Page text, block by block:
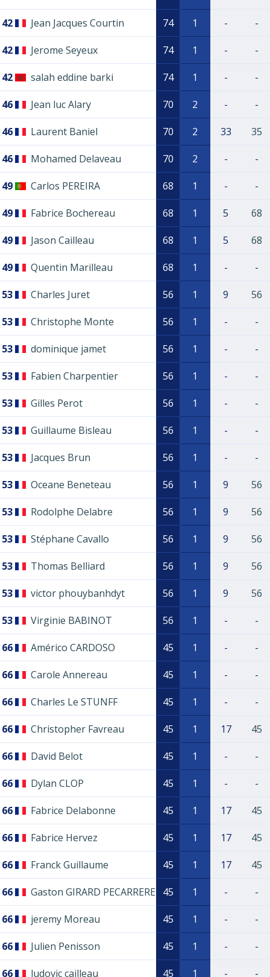
42 Jean Jacques Courtin 74 1 - -
42 Jerome Seyeux 74 1 - -
42 salah eddine barki 74 1 - -
46 Jean luc Alary 70 2 - -
46 Laurent Baniel 70 2 33 35
46 Mohamed Delaveau 70 2 - -
49 Carlos PEREIRA 68 1 - -
49 Fabrice Bochereau 68 1 5 68
49 Jason Cailleau 68 1 5 68
49 Quentin Marilleau 68 1 - -
53 Charles Juret 56 1 9 56
53 Christophe Monte 56 1 - -
53 dominique jamet 56 1 - -
53 Fabien Charpentier 56 1 - -
53 Gilles Perot 56 1 - -
53 Guillaume Bisleau 56 1 - -
53 Jacques Brun 56 1 - -
53 Oceane Beneteau 56 1 9 56
53 Rodolphe Delabre 56 1 9 56
53 Stéphane Cavallo 56 1 9 56
53 Thomas Belliard 56 1 9 56
53 victor phouybanhdyt 56 1 9 56
53 Virginie BABINOT 56 1 - -
66 Américo CARDOSO 45 1 - -
66 Carole Annereau 45 1 - -
66 Charles Le STUNFF 45 1 - -
66 Christopher Favreau 45 1 17 45
66 David Belot 45 1 - -
66 Dylan CLOP 45 1 - -
66 Fabrice Delabonne 45 1 17 45
66 Fabrice Hervez 45 1 17 45
66 Franck Guillaume 45 1 17 45
66 Gaston GIRARD PECARRERE 45 1 - -
66 jeremy Moreau 45 1 - -
66 Julien Penisson 45 1 - -
66 ludovic cailleau 45 1 - -